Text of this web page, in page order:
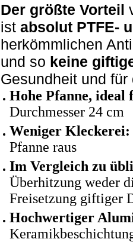
Der größte Vorteil
ist absolut PTFE-
herkömmlichen
und so keine
Gesundheit und für
Hohe Pfanne, ideal
Durchmesser 24 cm
Weniger Kleckerei:
Pfanne raus
Im Vergleich zu
Überhitzung weder
Freisetzung giftiger
Hochwertiger